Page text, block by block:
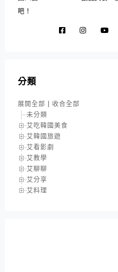
吧！
分類
展開全部
收合全部
未分類
艾吃韓國美食
艾韓國旅遊
艾看影劇
艾教學
艾聊聊
艾分享
艾料理